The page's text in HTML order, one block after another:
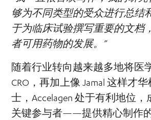
够为不同类型的受众进行总结
于为临床试验撰写重要的文档
者可用药物的发展。”
随着行业转向越来越多地将医
CRO，再加上像 Jamal 这样才
士，Accelagen 处于有利地位
关键参与者——提供精心制作